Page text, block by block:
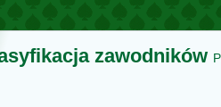
zawodników